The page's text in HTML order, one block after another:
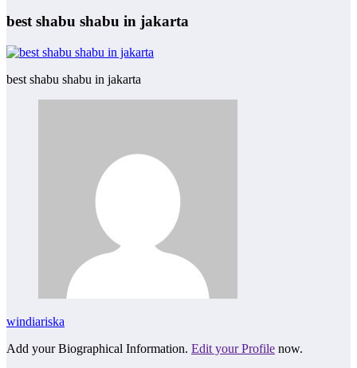
best shabu shabu in jakarta
best shabu shabu in jakarta
windiariska
Add your Biographical Information. Edit your Profile now.